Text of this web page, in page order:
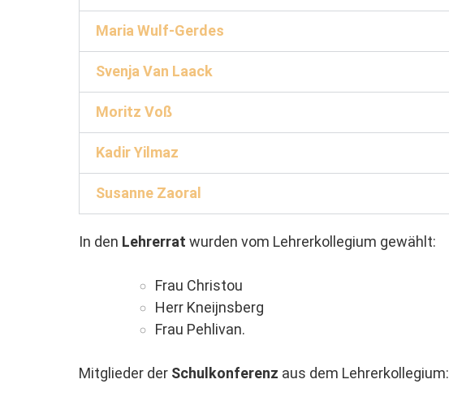
Maria Wulf-Gerdes
Svenja Van Laack
Moritz Voß
Kadir Yilmaz
Susanne Zaoral
In den Lehrerrat wurden vom Lehrerkollegium gewählt:
Frau Christou
Herr Kneijnsberg
Frau Pehlivan.
Mitglieder der Schulkonferenz aus dem Lehrerkollegium: